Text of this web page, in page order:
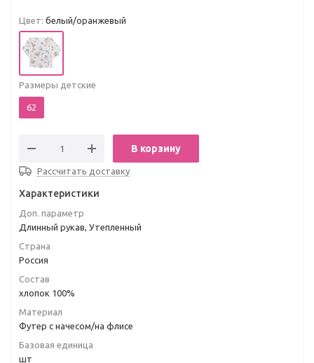
Цвет: белый/оранжевый
Размеры детские
62
В корзину
Рассчитать доставку
Характеристики
Доп. параметр
Длинный рукав, Утепленный
Страна
Россия
Состав
хлопок 100%
Материал
Футер с начесом/на флисе
Базовая единица
шт